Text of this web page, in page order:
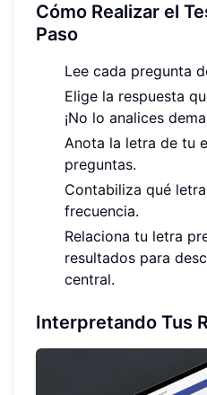
Cómo Realizar el
Paso
Lee cada pregunta
Elige la respuesta
¡No lo analices
Anota la letra de tu
preguntas.
Contabiliza qué
frecuencia.
Relaciona tu letra
resultados para
central.
Interpretando Tus